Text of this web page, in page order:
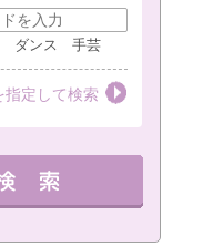
中高年のための囲碁
講座 経験者
（全1回）
詳細を見る
ダンス 手芸
指定して検索
選ぶ